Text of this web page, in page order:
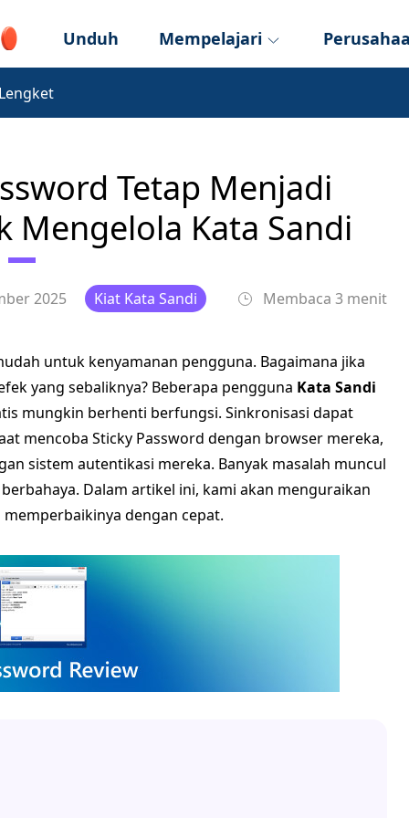
Unduh Mempelajari
Tetap Menjadi
Mengelola Kata Sandi
2025 Kiat Kata Sandi Membaca 3 menit
untuk kenyamanan pengguna. Bagaimana jika
yang sebaliknya? Beberapa pengguna Kata Sandi
mungkin berhenti berfungsi. Sinkronisasi dapat
mencoba Sticky Password dengan browser mereka,
sistem autentikasi mereka. Banyak masalah muncul
Dalam artikel ini, kami akan menguraikan
dengan cepat.